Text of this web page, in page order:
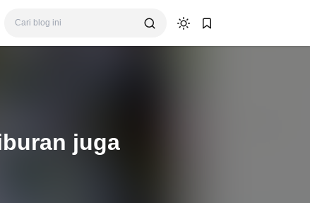
juga